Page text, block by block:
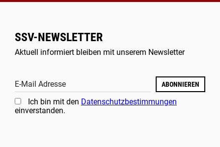
SSV-NEWSLETTER
Aktuell informiert bleiben mit unserem Newsletter
E-Mail Adresse ABONNIEREN
Ich bin mit den Datenschutzbestimmungen
einverstanden.